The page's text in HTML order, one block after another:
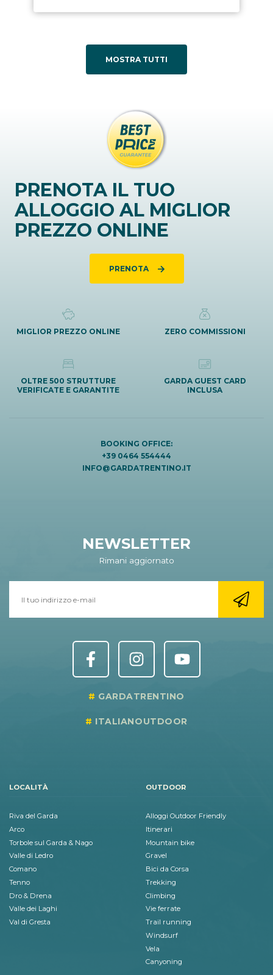
MOSTRA TUTTI
PRENOTA IL TUO
ALLOGGIO AL MIGLIOR
PREZZO ONLINE
PRENOTA
MIGLIOR PREZZO ONLINE ZERO COMMISSIONI
OLTRE 500 STRUTTURE
VERIFICATE E GARANTITE
GARDA GUEST CARD
INCLUSA
BOOKING OFFICE:
+39 0464 554444
INFO@GARDATRENTINO.IT
NEWSLETTER
Rimani aggiornato
GARDATRENTINO
ITALIANOUTDOOR
LOCALITÀ
Riva del Garda
Arco
Torbole sul Garda & Nago
Valle di Ledro
Comano
Tenno
Dro & Drena
Valle dei Laghi
Val di Gresta
OUTDOOR
Alloggi Outdoor Friendly
Itinerari
Mountain bike
Gravel
Bici da Corsa
Trekking
Climbing
Vie ferrate
Trail running
Windsurf
Vela
Canyoning